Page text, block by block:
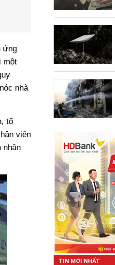
ứng
một
nhà
tổ
viên
nhân
TIN MỚI NHẤT